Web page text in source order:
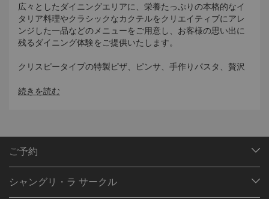
広々としたダイニングエリアに、栄養たっぷりの本格的なイ
タリア料理やクラシックなカクテルをクリエイティブにアレ
ンジした一品などのメニューをご用意し、お客様の思い出に
残るダイニング体験をご提供いたします。
クリスピータイプの特製ピザ、ピンサ、手作りパスタ、贅沢
ふれる味わいをセントーサの海岸にもたらしています。イタ
本格的な味と質の高い食材を大切にして丁寧につくるシーフ
的な料理やドリンクに加え、イタリアの豊かな食文化を紹介
続きを読む
ご予約
ご予約の検索
シャングリ・ラ サークル